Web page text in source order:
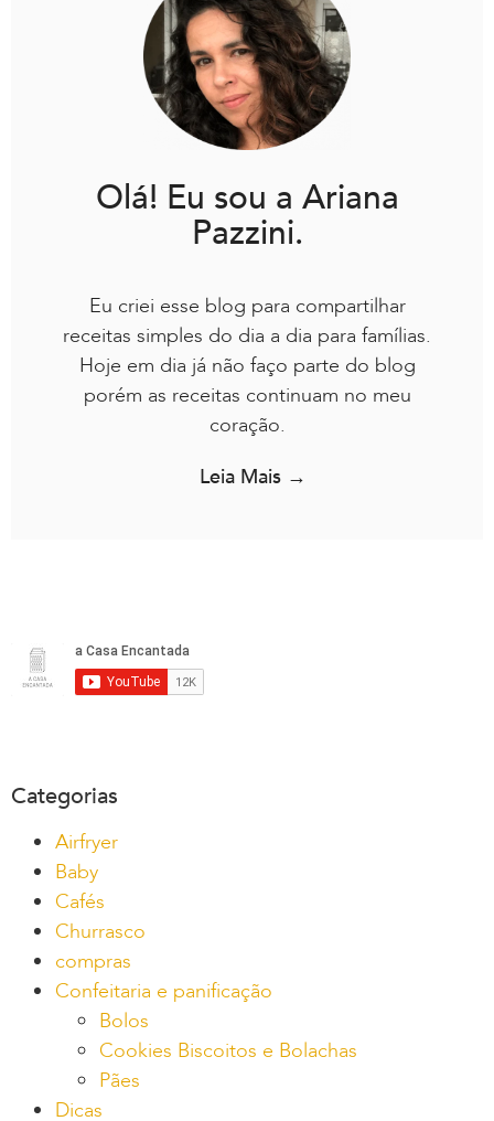
Olá! Eu sou a Ariana
Pazzini.
Eu criei esse blog para compartilhar
receitas simples do dia a dia para famílias.
Hoje em dia já não faço parte do blog
porém as receitas continuam no meu
coração.
Leia Mais →
Categorias
Airfryer
Baby
Cafés
Churrasco
compras
Confeitaria e panificação
Bolos
Cookies Biscoitos e Bolachas
Pães
Dicas